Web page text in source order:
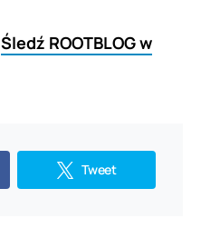
Śledź ROOTBLOG w
Tweet